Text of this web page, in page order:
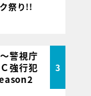
祭り!!
警視庁
強行犯
3